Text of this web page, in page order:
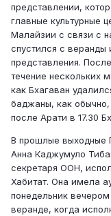
представлении,
главные культурные
Малайзии с связи с
спустился с
представления.
течение нескольких
как Бхагаван
баджаны, как
после Арати в 17.30
В прошлые выходные
Анна Каджумуло
секретаря ООН,
Хабитат. Она имела
понедельник
веранде, когда